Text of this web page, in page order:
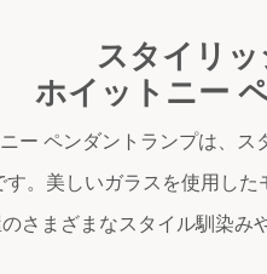
スタイリ
ホイットニー
ー ペンダントランプは、
す。美しいガラスを使用し
さまざまなスタイル馴染み